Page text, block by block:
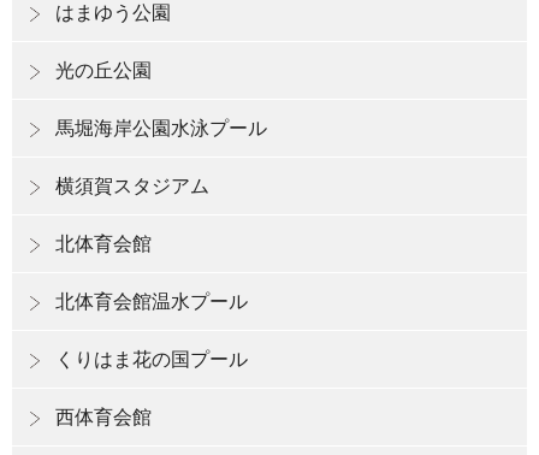
はまゆう公園
光の丘公園
馬堀海岸公園水泳プール
横須賀スタジアム
北体育会館
北体育会館温水プール
くりはま花の国プール
西体育会館